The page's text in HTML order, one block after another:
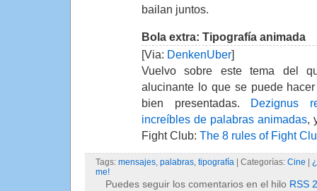
bailan juntos.
Bola extra: Tipografía animada
[Via: DenkenUber]
Vuelvo sobre este tema del
alucinante lo que se puede
bien presentadas. Dezignus
increíbles de palabras animadas,
Fight Club: The 8 rules of Fight
Tags: mensajes palabras tipografía | Categorías: Cine |
me!
Puedes seguir los comentarios en el hilo RSS